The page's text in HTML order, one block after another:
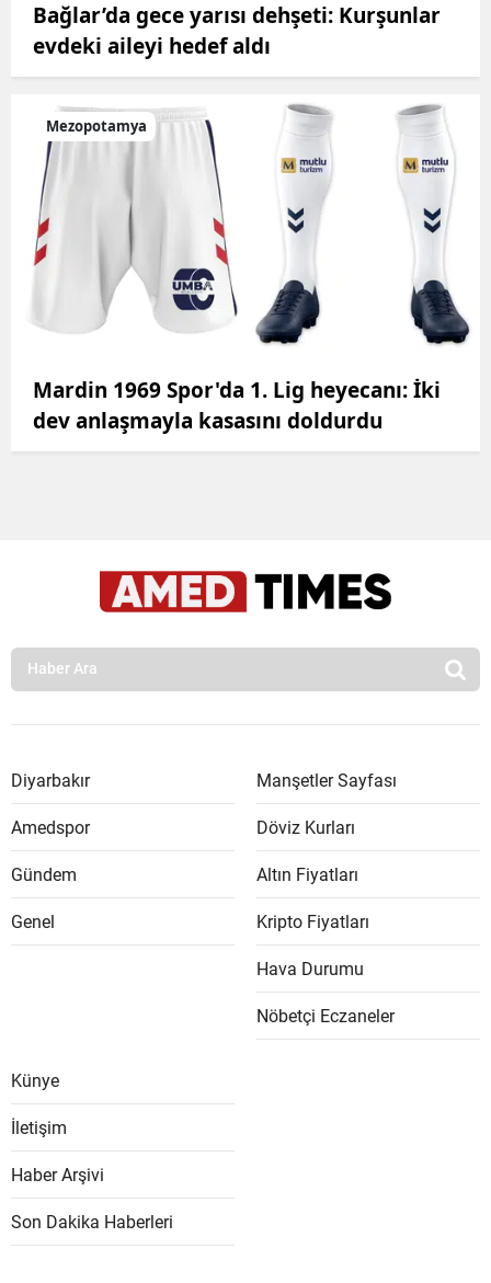
Bağlar’da gece yarısı dehşeti: Kurşunlar
evdeki aileyi hedef aldı
Mezopotamya
Mardin 1969 Spor'da 1. Lig heyecanı: İki
dev anlaşmayla kasasını doldurdu
Diyarbakır
Amedspor
Gündem
Genel
Manşetler Sayfası
Döviz Kurları
Altın Fiyatları
Kripto Fiyatları
Hava Durumu
Nöbetçi Eczaneler
Künye
İletişim
Haber Arşivi
Son Dakika Haberleri